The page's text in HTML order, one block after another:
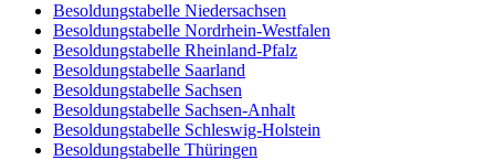
Besoldungstabelle Niedersachsen
Besoldungstabelle Nordrhein-Westfalen
Besoldungstabelle Rheinland-Pfalz
Besoldungstabelle Saarland
Besoldungstabelle Sachsen
Besoldungstabelle Sachsen-Anhalt
Besoldungstabelle Schleswig-Holstein
Besoldungstabelle Thüringen